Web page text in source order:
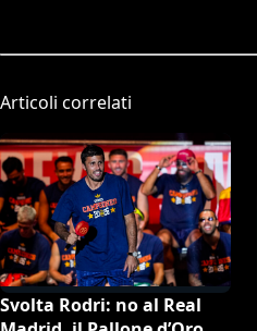
Articoli correlati
Svolta Rodri: no al Real